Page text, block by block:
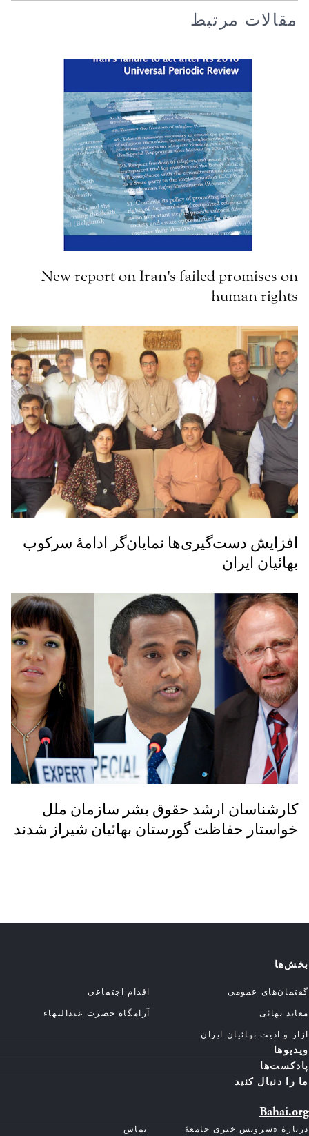
مقالات مرتبط
New report on Iran's failed promises on
human rights
افزایش دست‌گیری‌ها نمایان‌گر ادامۀ سرکوب
بهائیان ایران
کارشناسان ارشد حقوق بشر سازمان ملل
خواستار حفاظت گورستان بهائیان شیراز شدند
بخش‌ها
گفتمان‌های عمومی
اقدام اجتماعی
معابد بهائی
آرامگاه حضرت عبدالبهاء
آزار و اذیت بهائیان ایران
ویدیوها
پادکست‌ها
ما را دنبال کنید
Bahai.org
دربارهٔ «سرویس خبری جامعهٔ تماس